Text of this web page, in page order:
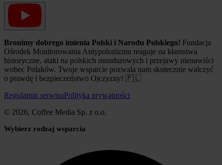
Bronimy dobrego imienia Polski i Narodu Polskiego! Fundacja
Ośrodek Monitorowania Antypolonizmu reaguje na kłamstwa
historyczne, ataki na polskich mundurowych i przejawy nienawiści
wobec Polaków. Twoje wsparcie pozwala nam skutecznie walczyć
o prawdę i bezpieczeństwo Ojczyzny! 🇵🇱
Regulamin serwisuPolityka prywatności
© 2026, Coffee Media Sp. z o.o.
Wybierz rodzaj wsparcia